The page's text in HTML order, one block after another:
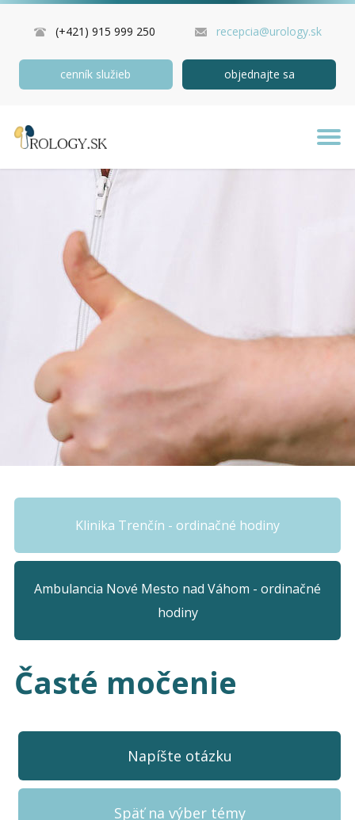
(+421) 915 999 250 recepcia@urology.sk
cenník služieb objednajte sa
Klinika Trenčín - ordinačné hodiny
Ambulancia Nové Mesto nad Váhom - ordinačné
hodiny
Časté močenie
Napíšte otázku
Späť na výber témy